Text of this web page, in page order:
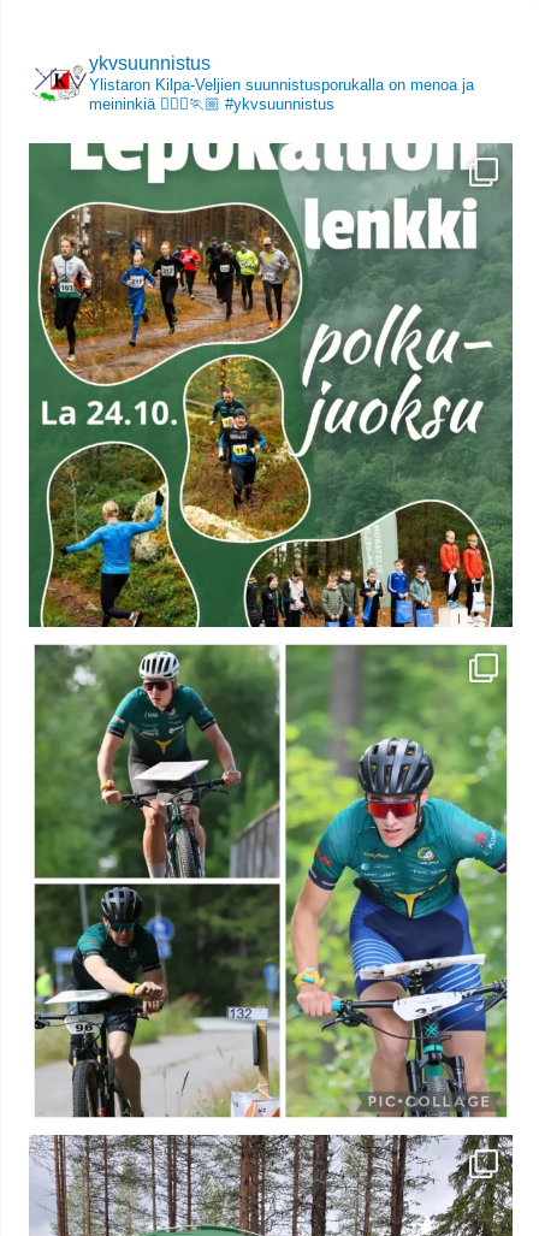
ykvsuunnistus
Ylistaron Kilpa-Veljien suunnistusporukalla on menoa ja
meininkiä 🏃🏻‍♀️🏃🏼 #ykvsuunnistus